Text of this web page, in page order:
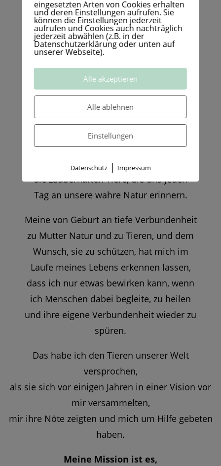
Seelenweg-
Begleiterin
Ich bin Birgit Panjari Rusche-Hecker – am
liebsten Jari.
Meiner Mission folge ich als Soulworkerin,
Flügelbüglerin und Botschafterin für all
die zauberhaften Tiere, die uns jeden
Tag an unsere wahre Natur erinnern.
Meine von Geburt an tiefe Verbundenheit
zu Mutter Natur und zu Tieren, und dem
Wunsch, sie zu schützen, hat mich im
Laufe meines Lebens erkennen lassen,
dass ich nur etwas bewirken kann, wenn
ich Menschen dabei begleite, zu heilen
und ihre eigene Verbundenheit wieder zu
spüren.
Das habe ich den Tieren unserer Welt
versprochen,
als sie sich vor einigen Jahren in einer Vision vor
mir versammelten,
mir ihre Nöte zeigten und mich um Hilfe gebeten
haben.
Meine Mission ist es,
eingesetzten Arten von Cookies erhalten
und deren Einstellungen aufrufen. Sie
können die Einstellungen jederzeit
aufrufen und Cookies auch nachträglich
jederzeit abwählen (z.B. in der
Datenschutzerklärung oder unten auf
unserer Webseite).
Alle akzeptieren
Alle ablehnen
Einstellungen
Datenschutz| Impressum